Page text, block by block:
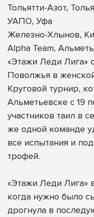
Тольятти-Азот,
УАПО, Уфа
Железно-Хлынов,
Alpha Team,
«Этажи Леди Лига»
Поволжья в
Круговой турнир,
Альметьевске с 19
участников таил в
же одной команде
все испытания и
трофей.
«Этажи Леди Лига»
когда нужно было
дрогнула в